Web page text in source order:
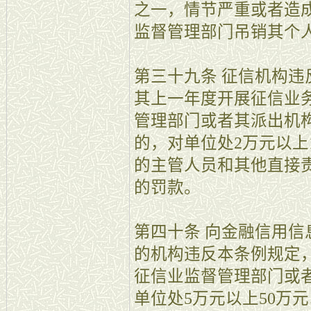
之一，情节严重或者造
监督管理部门吊销其个
第三十九条 征信机构
其上一年度开展征信业
管理部门或者其派出机
的，对单位处2万元以
的主管人员和其他直接
的罚款。
第四十条 向金融信用
的机构违反本条例规定
征信业监督管理部门或
单位处5万元以上50万